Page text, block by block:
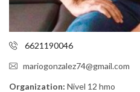
6621190046
mariogonzalez74@gmail.com
Organization: Nivel 12 hmo